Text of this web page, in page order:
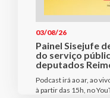
03/08/26
Painel Sisejufe
do serviço
deputados
Podcast irá ao ar, ao
à partir das 15h, no